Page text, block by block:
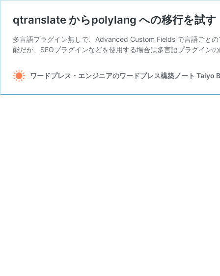
qtranslate からpolylang への移行を試す
多言語プラグイン無しで、Advanced Custom Fields で言語ごと
能だが、SEOプラグインなどを使用する場合は多言語プラグイン
ワードプレス・エンジニアのワードプレス構築ノート Taiyo